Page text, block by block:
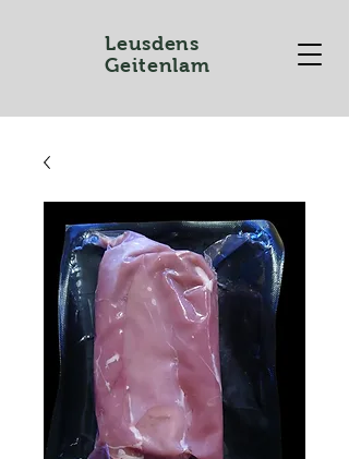
Leusdens
Geitenlam